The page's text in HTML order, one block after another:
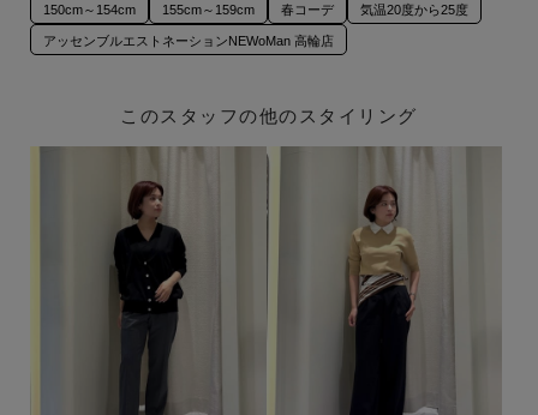
150cm～154cm 155cm～159cm 春コーデ 気温20度から25度
アッセンブルエストネーションNEWoMan 高輪店
このスタッフの他のスタイリング